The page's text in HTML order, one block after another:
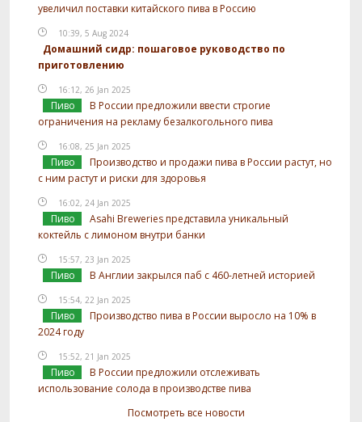
увеличил поставки китайского пива в Россию
10:39, 5 Aug 2024
Домашний сидр: пошаговое руководство по
приготовлению
16:12, 26 Jan 2025
Пиво
В России предложили ввести строгие
ограничения на рекламу безалкогольного пива
16:08, 25 Jan 2025
Пиво
Производство и продажи пива в России растут, но
с ним растут и риски для здоровья
16:02, 24 Jan 2025
Пиво
Asahi Breweries представила уникальный
коктейль с лимоном внутри банки
15:57, 23 Jan 2025
Пиво В Англии закрылся паб с 460-летней историей
15:54, 22 Jan 2025
Пиво
Производство пива в России выросло на 10% в
2024 году
15:52, 21 Jan 2025
Пиво
В России предложили отслеживать
использование солода в производстве пива
Посмотреть все новости